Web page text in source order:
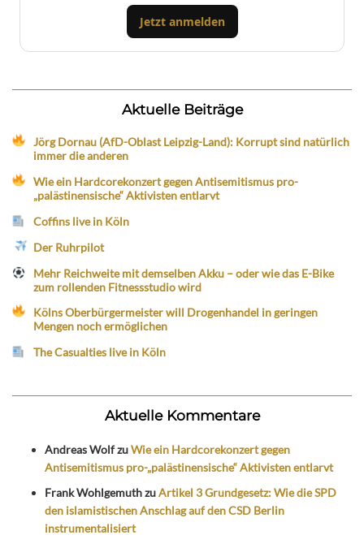
Jetzt anmelden
Aktuelle Beiträge
Jörg Dornau (AfD-Oblast Leipzig-Land): Korrupt sind natürlich
immer die anderen
Wie ein Hardcorekonzert gegen Antisemitismus pro-
„palästinensische“ Aktivisten entlarvt
Coffins live in Köln
Der Ruhrpilot
Mehr Reichweite mit demselben Akku – oder wie das E-Bike
zum rollenden Fitnessstudio wird
Kölns Oberbürgermeister will Drogenhandel in geringen
Mengen noch ermöglichen
The Casualties live in Köln
Aktuelle Kommentare
Andreas WolfzuWie ein Hardcorekonzert gegen
Antisemitismus pro-„palästinensische“ Aktivisten entlarvt
Frank WohlgemuthzuArtikel 3 Grundgesetz: Wie die SPD
den islamistischen Anschlag auf den CSD Berlin
instrumentalisiert